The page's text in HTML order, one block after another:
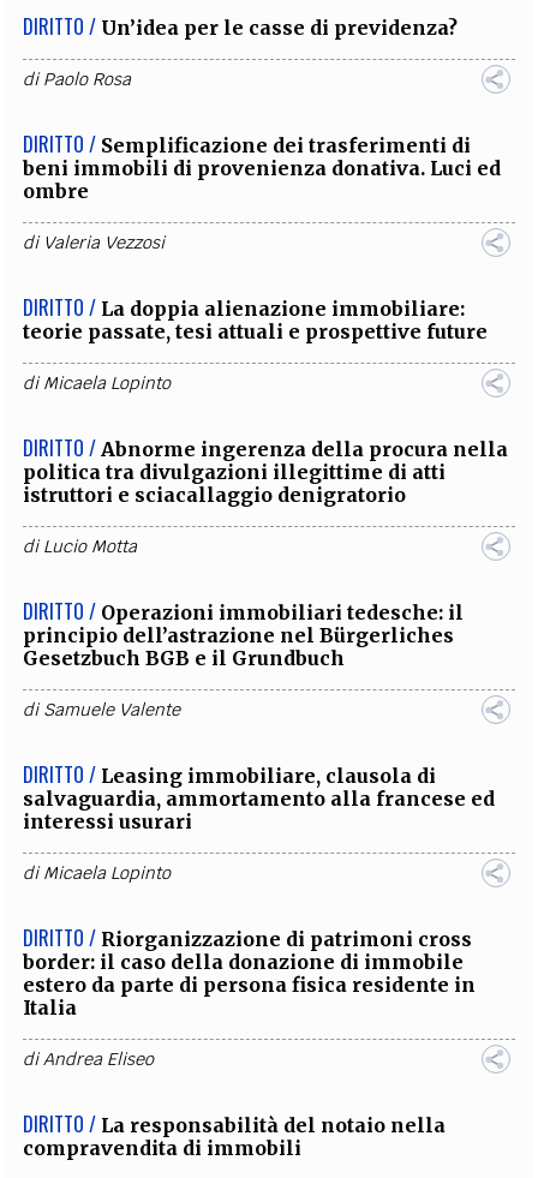
DIRITTO / Un’idea per le casse di previdenza?
diPaolo Rosa
DIRITTO / Semplificazione dei trasferimenti di
beni immobili di provenienza donativa. Luci ed
ombre
di Valeria Vezzosi
DIRITTO / La doppia alienazione immobiliare:
teorie passate, tesi attuali e prospettive future
diMicaela Lopinto
DIRITTO / Abnorme ingerenza della procura nella
politica tra divulgazioni illegittime di atti
istruttori e sciacallaggio denigratorio
diLucio Motta
DIRITTO / Operazioni immobiliari tedesche: il
principio dell’astrazione nel Bürgerliches
Gesetzbuch BGB e il Grundbuch
diSamuele Valente
DIRITTO / Leasing immobiliare, clausola di
salvaguardia, ammortamento alla francese ed
interessi usurari
diMicaela Lopinto
DIRITTO / Riorganizzazione di patrimoni cross
border: il caso della donazione di immobile
estero da parte di persona fisica residente in
Italia
diAndrea Eliseo
DIRITTO / La responsabilità del notaio nella
compravendita di immobili